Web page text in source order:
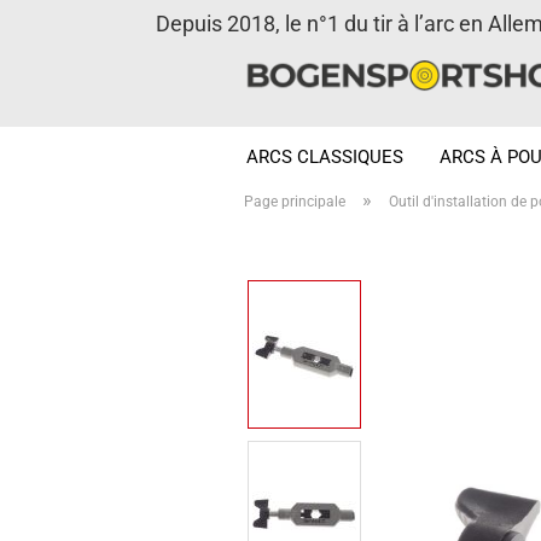
Depuis 2018, le n°1 du tir à l’arc en
ARCS CLASSIQUES ARCS À
Page principale » Outil d'installation de